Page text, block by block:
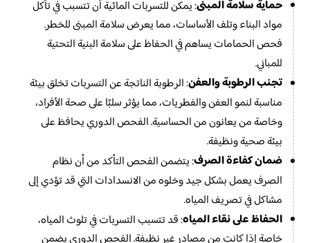
حماية سلامة المبنى: يمكن للتسربات المائية أن تتسبب في تآكل
مواد البناء وتلف الأساسات، مما يعرض سلامة المبنى للخطر.
فحص الحمامات يساهم في الحفاظ على سلامة البنية التحتية
للمباني.
تجنب الرطوبة والعفن: الرطوبة الناتجة عن التسربات تخلق بيئة
مناسبة لنمو العفن والفطريات، مما يؤثر سلبًا على صحة الأفراد،
وخاصة من يعانون من الحساسية. الفحص الدوري يحافظ على
بيئة صحية ونظيفة.
ضمان كفاءة الصرف: يتضمن الفحص التأكد من أن نظام
الصرف يعمل بشكل جيد وخلوه من الانسدادات التي قد تؤدي إلى
مشاكل في تصريف المياه.
الحفاظ على نقاء المياه: قد تتسبب التسربات في تلوث المياه،